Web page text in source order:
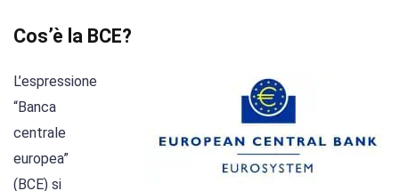
Cos’è la BCE?
L’espressione
“Banca
centrale
europea”
(BCE) si